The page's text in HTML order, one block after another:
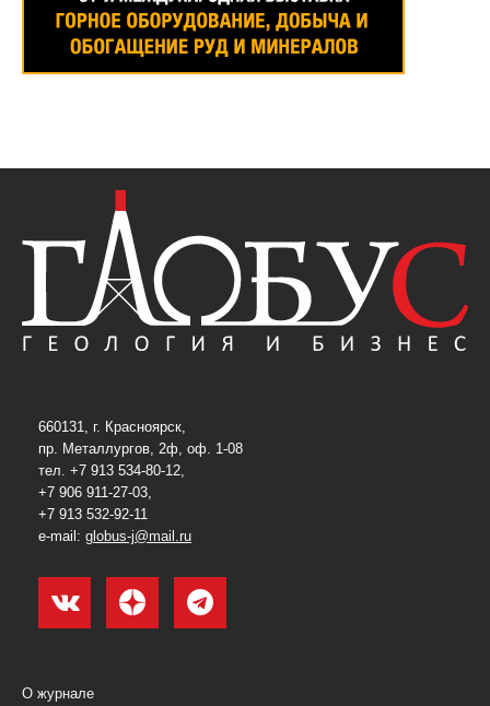
660131, г. Красноярск,
пр. Металлургов, 2ф, оф. 1-08
тел. +7 913 534-80-12,
+7 906 911-27-03,
+7 913 532-92-11
e-mail: globus-j@mail.ru
О журнале